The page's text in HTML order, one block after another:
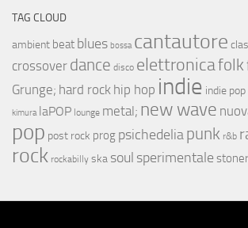
TAG CLOUD
ambient beat blues bossa cantautore
crossover dance disco elettronicafolk
Grunge; hard rock hip hop indie indie pop
kimura laPOP lounge metal; new wave
pop post rock prog psichedeliapunk r&b
rock rockabilly ska soul sperimentale stoner